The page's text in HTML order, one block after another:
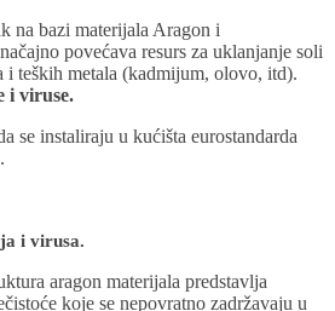
na bazi materijala Aragon i
povećava resurs za uklanjanje soli
i teških metala (kadmijum, olovo, itd).
i viruse.
se instaliraju u kućišta eurostandarda
i virusa.
aragon materijala predstavlja
koje se nepovratno zadržavaju u